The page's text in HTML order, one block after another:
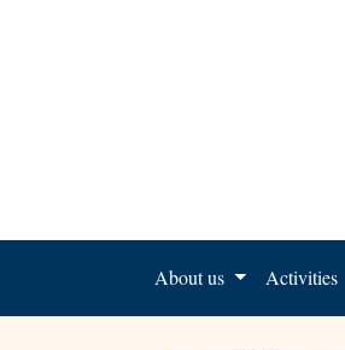
About us Activities